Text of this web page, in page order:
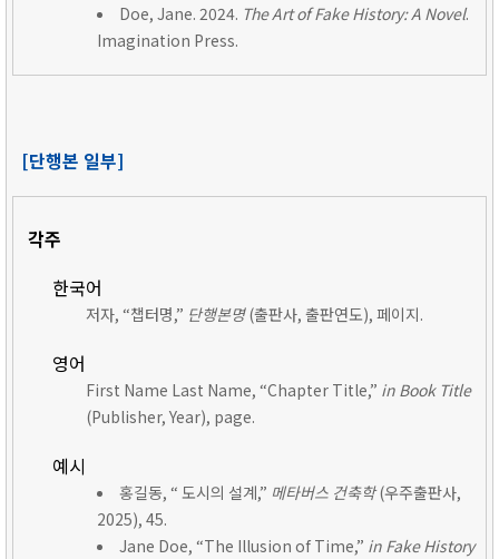
Doe, Jane. 2024. The Art of Fake History: A Novel.
Imagination Press.
[단행본 일부]
각주
한국어
저자, “챕터명,” 단행본명(출판사, 출판연도), 페이지.
영어
First Name Last Name, “Chapter Title,” in Book Title
(Publisher, Year), page.
예시
홍길동, “ 도시의 설계,” 메타버스 건축학(우주출판사,
2025), 45.
Jane Doe, “The Illusion of Time,” in Fake History